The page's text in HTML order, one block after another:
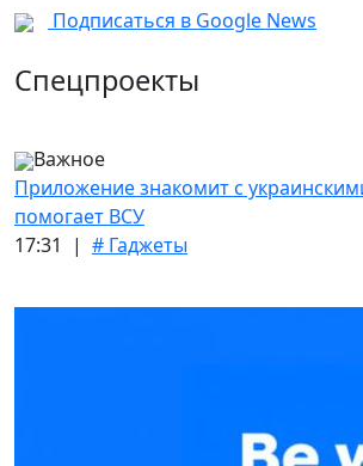
Подписаться в Google News
Спецпроекты
Важное
Приложение знакомит с
помогает ВСУ
17:31 | # Гаджеты